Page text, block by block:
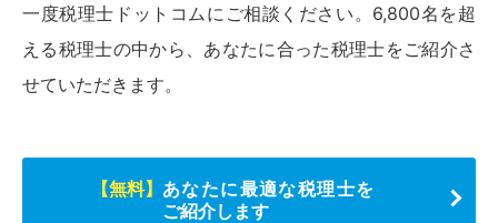
一度税理士ドットコムにご相談ください。6,800名を超
える税理士の中から、あなたに合った税理士をご紹介さ
せていただきます。
【無料】 あなたに最適な税理士を
ご紹介します